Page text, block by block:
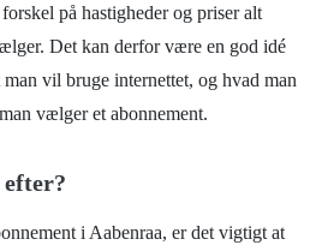
på hastigheder og priser alt
Det kan derfor være en god idé
vil bruge internettet, og hvad man
vælger et abonnement.
i Aabenraa, er det vigtigt at